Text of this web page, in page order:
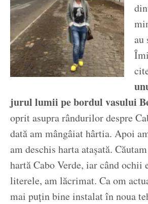
au
jurul lumii pe bordul vasului
oprit asupra rândurilor despre
dată am mângâiat hârtia. Apoi
am deschis harta atașată.
hartă Cabo Verde, iar când ochii
literele, am lăcrimat. Ca om
mai puțin bine instalat în noua